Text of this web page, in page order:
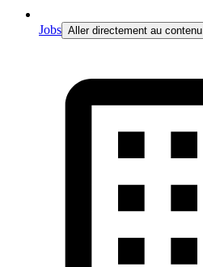
Jobs Aller directement au contenu